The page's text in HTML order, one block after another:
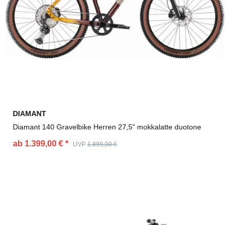
DIAMANT
Diamant 140 Gravelbike Herren 27,5" mokkalatte duotone
ab 1.399,00 € * UVP 1.899,00 €